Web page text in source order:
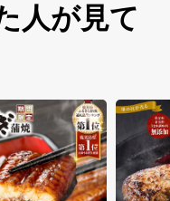
人が見て